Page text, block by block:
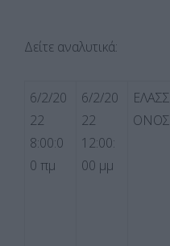
Δείτε αναλυτικά:
6/2/20
22
8:00:0
0 πμ
6/2/20
22
12:00:
00 μμ
ΕΛΑΣΣ
ΟΝΟΣ